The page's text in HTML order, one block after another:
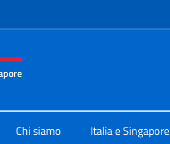
e menù
Chi siamo Italia e Singapore